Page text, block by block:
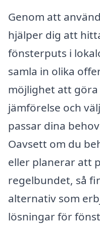
Genom att
hjälper dig att
fönsterputs i
samla in olika
möjlighet att
jämförelse och
passar dina
Oavsett om du
eller planerar att
regelbundet, så
alternativ som
lösningar för